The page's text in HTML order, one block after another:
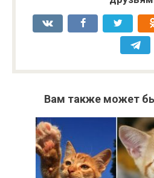
Вам также может